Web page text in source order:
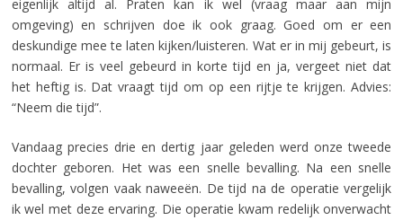
eigenlijk altijd al. Praten kan ik wel (vraag maar aan mijn
omgeving) en schrijven doe ik ook graag. Goed om er een
deskundige mee te laten kijken/luisteren. Wat er in mij gebeurt, is
normaal. Er is veel gebeurd in korte tijd en ja, vergeet niet dat
het heftig is. Dat vraagt tijd om op een rijtje te krijgen. Advies:
“Neem die tijd”.
Vandaag precies drie en dertig jaar geleden werd onze tweede
dochter geboren. Het was een snelle bevalling. Na een snelle
bevalling, volgen vaak naweeën. De tijd na de operatie vergelijk
ik wel met deze ervaring. Die operatie kwam redelijk onverwacht